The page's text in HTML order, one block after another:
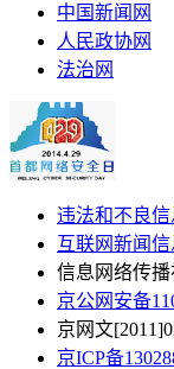
中国新闻网
人民政协网
法治网
违法和不良信
互联网新闻信
信息网络传播
京公网安备
京网文
京ICP备